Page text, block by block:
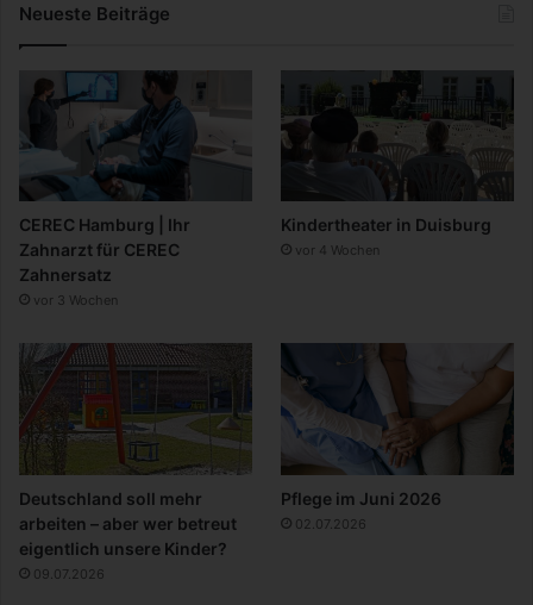
Neueste Beiträge
CEREC Hamburg | Ihr
Zahnarzt für CEREC
Zahnersatz
vor 3 Wochen
Kindertheater in Duisburg
vor 4 Wochen
Deutschland soll mehr
arbeiten – aber wer betreut
eigentlich unsere Kinder?
09.07.2026
Pflege im Juni 2026
02.07.2026